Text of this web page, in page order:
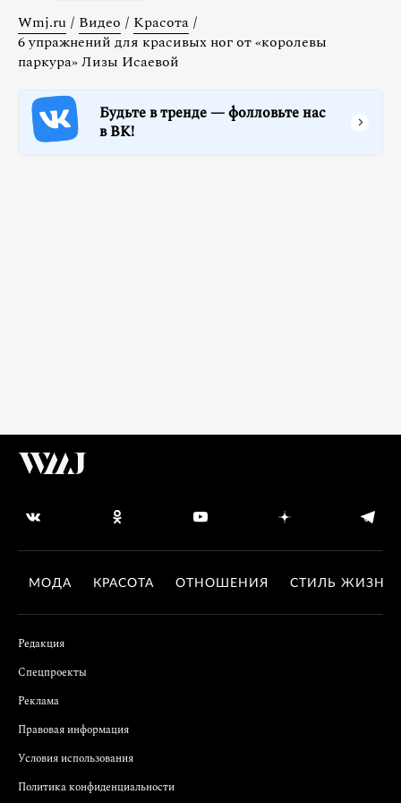
Wmj.ru / Видео / Красота /
6 упражнений для красивых ног от «королевы
паркура» Лизы Исаевой
Будьте в тренде — фолловьте нас
в ВК!
МОДА КРАСОТА ОТНОШЕНИЯ СТИЛЬ ЖИЗНИ
Редакция
Спецпроекты
Реклама
Правовая информация
Условия использования
Политика конфиденциальности